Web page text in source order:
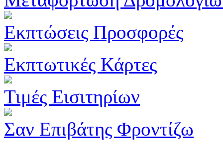
Εκπτώσεις Προσφορές
Εκπτωτικές Κάρτες
Τιμές Εισιτηρίων
Σαν Επιβάτης Φροντίζω